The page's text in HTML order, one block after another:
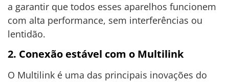
a garantir que todos esses aparelhos funcionem
com alta performance, sem interferências ou
lentidão.
2. Conexão estável com o Multilink
O Multilink é uma das principais inovações do